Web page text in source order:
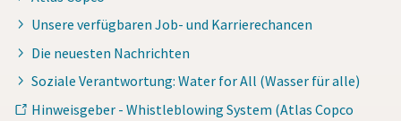
Unsere verfügbaren Job- und Karrierechancen
Die neuesten Nachrichten
Soziale Verantwortung: Water for All (Wasser für alle)
Hinweisgeber - Whistleblowing System (Atlas Copco